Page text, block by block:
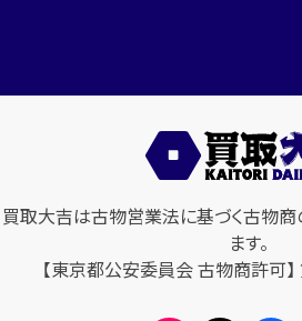
買取大吉は古物営業法に基づく古物商
ます。
【東京都公安委員会 古物商許可